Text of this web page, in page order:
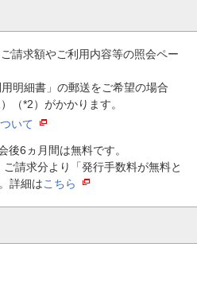
請求額やご利用内容等の照会ペー
明細書」の郵送をご希望の場合
（*2）がかかります。
いて
後6ヵ月間は無料です。
ご請求分より「発行手数料が無料と
詳細はこちら